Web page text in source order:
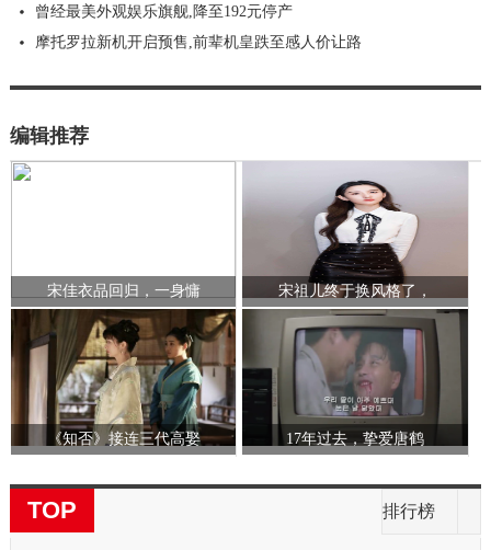
曾经最美外观娱乐旗舰,降至192元停产
摩托罗拉新机开启预售,前辈机皇跌至感人价让路
编辑推荐
宋佳衣品回归，一身慵 宋祖儿终于换风格了，
《知否》接连三代高娶 17年过去，挚爱唐鹤
TOP 排行榜